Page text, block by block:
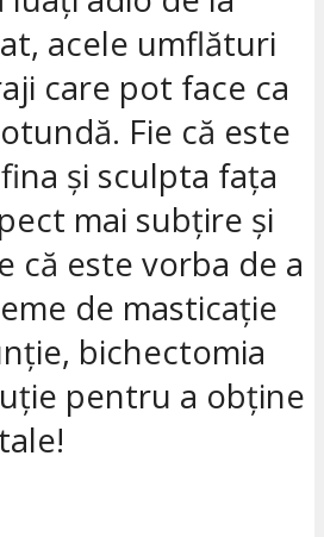
acele umflături
care pot face ca
Fie că este
și sculpta fața
mai subțire și
că este vorba de a
de masticație
bichectomia
pentru a obține